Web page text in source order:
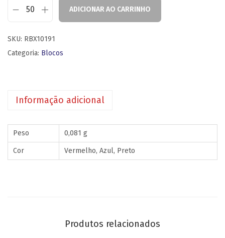
ADICIONAR AO CARRINHO
SKU: RBX10191
Categoria: Blocos
Informação adicional
Peso 0,081 g
Cor Vermelho, Azul, Preto
Produtos relacionados